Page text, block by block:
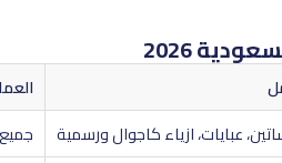
2026
عبايات، ازياء كاجوال ورسمية